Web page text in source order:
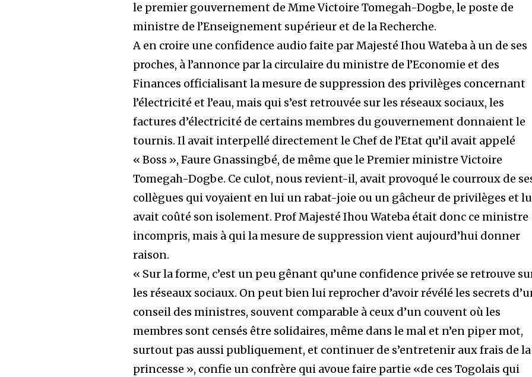
le premier gouvernement de Mme Victoire Tomegah-Dogbe, le poste de
ministre de l’Enseignement supérieur et de la Recherche.
A en croire une confidence audio faite par Majesté Ihou Wateba à un de ses
proches, à l’annonce par la circulaire du ministre de l’Economie et des
Finances officialisant la mesure de suppression des privilèges concernant
l’électricité et l’eau, mais qui s’est retrouvée sur les réseaux sociaux, les
factures d’électricité de certains membres du gouvernement donnaient le
tournis. Il avait interpellé directement le Chef de l’Etat qu’il avait appelé
« Boss », Faure Gnassingbé, de même que le Premier ministre Victoire
Tomegah-Dogbe. Ce culot, nous revient-il, avait provoqué le courroux de
collègues qui voyaient en lui un rabat-joie ou un gâcheur de privilèges et
avait coûté son isolement. Prof Majesté Ihou Wateba était donc ce ministre
incompris, mais à qui la mesure de suppression vient aujourd’hui donner
raison.
« Sur la forme, c’est un peu gênant qu’une confidence privée se retrouve
les réseaux sociaux. On peut bien lui reprocher d’avoir révélé les secrets
conseil des ministres, souvent comparable à ceux d’un couvent où les
membres sont censés être solidaires, même dans le mal et n’en piper mot,
surtout pas aussi publiquement, et continuer de s’entretenir aux frais de la
princesse », confie un confrère qui avoue faire partie «de ces Togolais qui